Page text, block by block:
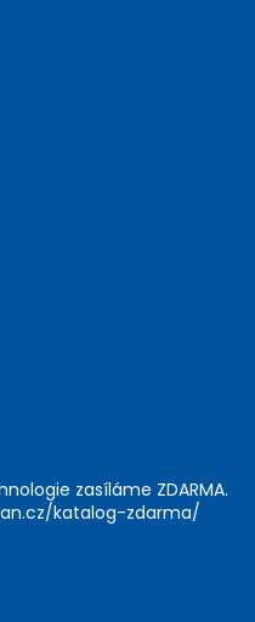
zasíláme ZDARMA.
katalog-zdarma/